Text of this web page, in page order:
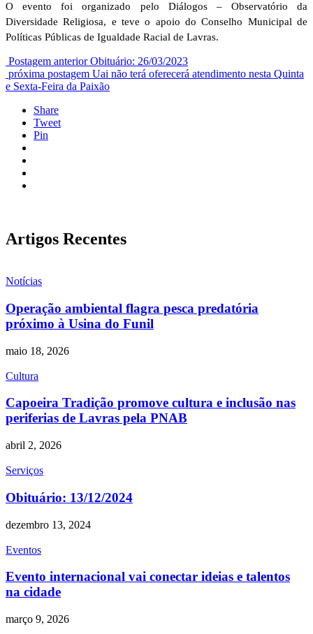
O evento foi organizado pelo Diálogos – Observatório da
Diversidade Religiosa, e teve o apoio do Conselho Municipal de
Políticas Públicas de Igualdade Racial de Lavras.
Postagem anterior Obituário: 26/03/2023
próxima postagem Uai não terá oferecerá atendimento nesta Quinta
e Sexta-Feira da Paixão
Share
Tweet
Pin
Artigos Recentes
Notícias
Operação ambiental flagra pesca predatória
próximo à Usina do Funil
maio 18, 2026
Cultura
Capoeira Tradição promove cultura e inclusão nas
periferias de Lavras pela PNAB
abril 2, 2026
Serviços
Obituário: 13/12/2024
dezembro 13, 2024
Eventos
Evento internacional vai conectar ideias e talentos
na cidade
março 9, 2026